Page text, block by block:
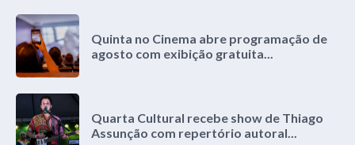
Quinta no Cinema abre programação de
agosto com exibição gratuita...
Quarta Cultural recebe show de Thiago
Assunção com repertório autoral...